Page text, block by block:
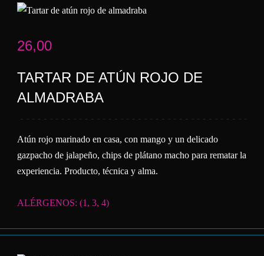
26,00
TARTAR DE ATÚN ROJO DE
ALMADRABA
Atún rojo marinado en casa, con mango y un delicado
gazpacho de jalapeño, chips de plátano macho para rematar la
experiencia. Producto, técnica y alma.
ALÉRGENOS: (1, 3, 4)